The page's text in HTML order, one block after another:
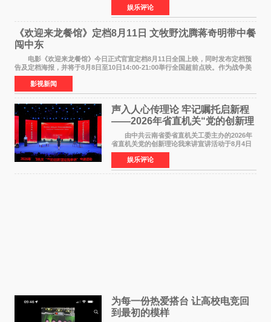
NBAUNITEDBYJACK&JONES 全国首店，于郑
州正弘城正式启幕。NBA 传奇球星
娱乐评论
《欢迎来龙餐馆》定档8月11日 文牧野沈腾蒋奇明带中餐
闯中东
电影《欢迎来龙餐馆》今日正式官宣定档8月11日全国上映，同时发布定档预
告及定档海报，并将于8月8日至10日14:00-21:00举行全国超前点映。作为战争美
食大片，影片讲述的是中国厨师徐福（沈腾
影视新闻
声入人心传理论 牢记嘱托启新程
——2026年省直机关“党的创新理
论我来讲”宣讲活动圆满落幕
由中共云南省委省直机关工委主办的2026年
省直机关党的创新理论我来讲宣讲活动于8月4日
至5日在昆明举办。活动以 "牢记嘱托 感恩奋进
开创云南发展新局面 "为主题，坚持以新时代中国
特色社会主义
娱乐评论
为每一份热爱搭台 让高校电竞回
到最初的模样